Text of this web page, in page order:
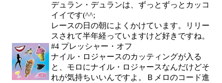
デュラン・デュランは、ずっとずっとカッコ
イイです(^^;
レースの日の朝によくかけています。リリー
スされて半年経っていますけど好きですね。
#4 プレッシャー・オフ
ナイル・ロジャースのカッティングが入る
と、モロにナイル・ロジャースなんだけどそ
れが気持ちいいんですよ。Ｂメロのコード進